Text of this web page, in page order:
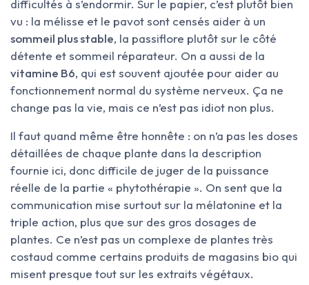
difficultés à s’endormir. Sur le papier, c’est plutôt bien
vu : la mélisse et le pavot sont censés aider à un
sommeil plus stable, la passiflore plutôt sur le côté
détente et sommeil réparateur. On a aussi de la
vitamine B6, qui est souvent ajoutée pour aider au
fonctionnement normal du système nerveux. Ça ne
change pas la vie, mais ce n’est pas idiot non plus.
Il faut quand même être honnête : on n’a pas les doses
détaillées de chaque plante dans la description
fournie ici, donc difficile de juger de la puissance
réelle de la partie « phytothérapie ». On sent que la
communication mise surtout sur la mélatonine et la
triple action, plus que sur des gros dosages de
plantes. Ce n’est pas un complexe de plantes très
costaud comme certains produits de magasins bio qui
misent presque tout sur les extraits végétaux.